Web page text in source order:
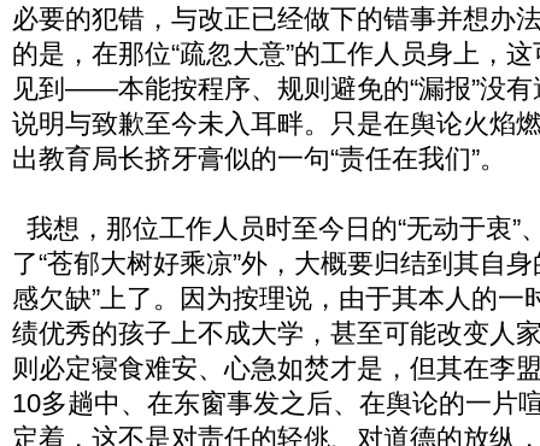
必要的犯错，与改正已经做下的错事并想办
的是，在那位“疏忽大意”的工作人员身上，
见到——本能按程序、规则避免的“漏报”没
说明与致歉至今未入耳畔。只是在舆论火焰
出教育局长挤牙膏似的一句“责任在我们”。
我想，那位工作人员时至今日的“无动于衷”
了“苍郁大树好乘凉”外，大概要归结到其自
感欠缺”上了。因为按理说，由于其本人的一
绩优秀的孩子上不成大学，甚至可能改变人
则必定寝食难安、心急如焚才是，但其在李
10多趟中、在东窗事发之后、在舆论的一片
定着，这不是对责任的轻佻、对道德的放纵